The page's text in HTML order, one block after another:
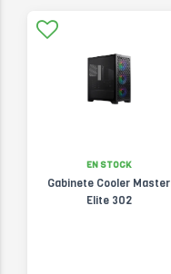
EN STOCK
Gabinete Cooler Master
Elite 302